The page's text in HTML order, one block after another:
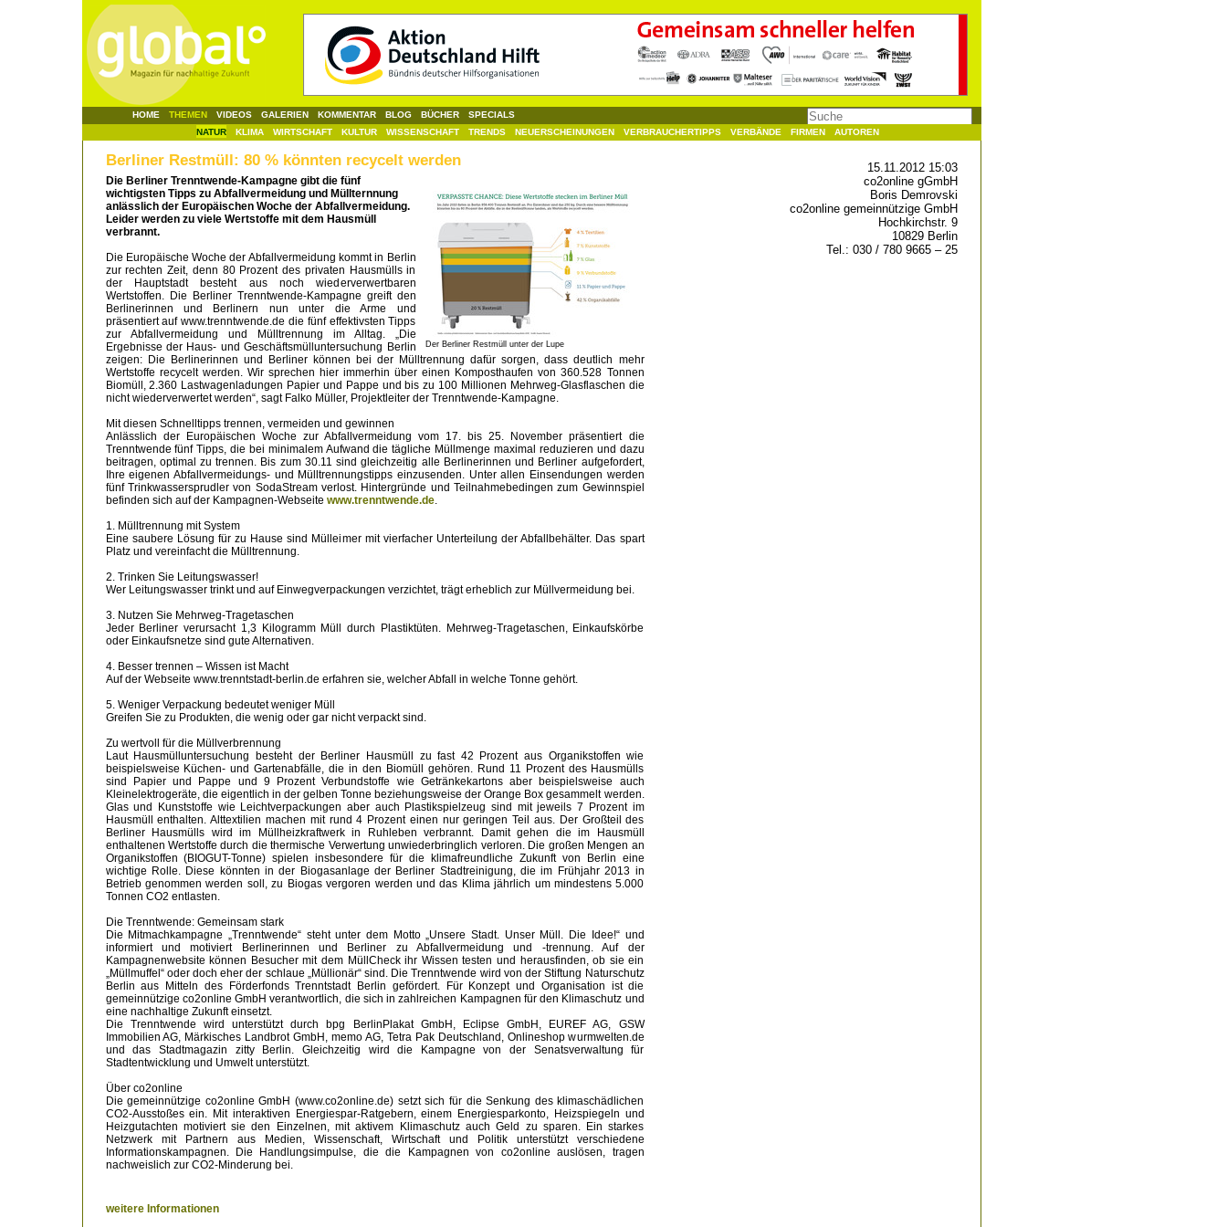
HOME
THEMEN
NATUR
KLIMA WIRTSCHAFT KULTUR WISSENSCHAFT TRENDS NEUERSCHEINUNGEN VERBRAUCHERTIPPS VERBÄNDE FIRMEN AUTOREN
VIDEOS GALERIEN KOMMENTAR BLOG BÜCHER SPECIALS
Berliner Restmüll: 80 % könnten recycelt werden
Der Berliner Restmüll unter der Lupe
Die Berliner Trenntwende-Kampagne gibt die fünf
wichtigsten Tipps zu Abfallvermeidung und Müllternnung
anlässlich der Europäischen Woche der Abfallvermeidung.
Leider werden zu viele Wertstoffe mit dem Hausmüll
verbrannt.
Die Europäische Woche der Abfallvermeidung kommt in Berlin
zur rechten Zeit, denn 80 Prozent des privaten Hausmülls in
der Hauptstadt besteht aus noch wiederverwertbaren
Wertstoffen. Die Berliner Trenntwende-Kampagne greift den
Berlinerinnen und Berlinern nun unter die Arme und
präsentiert auf www.trenntwende.de die fünf effektivsten Tipps
zur Abfallvermeidung und Mülltrennung im Alltag. „Die
Ergebnisse der Haus- und Geschäftsmülluntersuchung Berlin
zeigen: Die Berlinerinnen und Berliner können bei der Mülltrennung dafür sorgen, dass deutlich mehr
Wertstoffe recycelt werden. Wir sprechen hier immerhin über einen Komposthaufen von 360.528 Tonnen
Biomüll, 2.360 Lastwagenladungen Papier und Pappe und bis zu 100 Millionen Mehrweg-Glasflaschen die
nicht wiederverwertet werden“, sagt Falko Müller, Projektleiter der Trenntwende-Kampagne.
Mit diesen Schnelltipps trennen, vermeiden und gewinnen
Anlässlich der Europäischen Woche zur Abfallvermeidung vom 17. bis 25. November präsentiert die
Trenntwende fünf Tipps, die bei minimalem Aufwand die tägliche Müllmenge maximal reduzieren und dazu
beitragen, optimal zu trennen. Bis zum 30.11 sind gleichzeitig alle Berlinerinnen und Berliner aufgefordert,
Ihre eigenen Abfallvermeidungs- und Mülltrennungstipps einzusenden. Unter allen Einsendungen werden
fünf Trinkwassersprudler von SodaStream verlost. Hintergründe und Teilnahmebedingen zum Gewinnspiel
befinden sich auf der Kampagnen-Webseite www.trenntwende.de.
1. Mülltrennung mit System
Eine saubere Lösung für zu Hause sind Mülleimer mit vierfacher Unterteilung der Abfallbehälter. Das spart
Platz und vereinfacht die Mülltrennung.
2. Trinken Sie Leitungswasser!
Wer Leitungswasser trinkt und auf Einwegverpackungen verzichtet, trägt erheblich zur Müllvermeidung bei.
3. Nutzen Sie Mehrweg-Tragetaschen
Jeder Berliner verursacht 1,3 Kilogramm Müll durch Plastiktüten. Mehrweg-Tragetaschen, Einkaufskörbe
oder Einkaufsnetze sind gute Alternativen.
4. Besser trennen – Wissen ist Macht
Auf der Webseite www.trenntstadt-berlin.de erfahren sie, welcher Abfall in welche Tonne gehört.
5. Weniger Verpackung bedeutet weniger Müll
Greifen Sie zu Produkten, die wenig oder gar nicht verpackt sind.
Zu wertvoll für die Müllverbrennung
Laut Hausmülluntersuchung besteht der Berliner Hausmüll zu fast 42 Prozent aus Organikstoffen wie
beispielsweise Küchen- und Gartenabfälle, die in den Biomüll gehören. Rund 11 Prozent des Hausmülls
sind Papier und Pappe und 9 Prozent Verbundstoffe wie Getränkekartons aber beispielsweise auch
Kleinelektrogeräte, die eigentlich in der gelben Tonne beziehungsweise der Orange Box gesammelt werden.
Glas und Kunststoffe wie Leichtverpackungen aber auch Plastikspielzeug sind mit jeweils 7 Prozent im
Hausmüll enthalten. Alttextilien machen mit rund 4 Prozent einen nur geringen Teil aus. Der Großteil des
Berliner Hausmülls wird im Müllheizkraftwerk in Ruhleben verbrannt. Damit gehen die im Hausmüll
enthaltenen Wertstoffe durch die thermische Verwertung unwiederbringlich verloren. Die großen Mengen an
Organikstoffen (BIOGUT-Tonne) spielen insbesondere für die klimafreundliche Zukunft von Berlin eine
wichtige Rolle. Diese könnten in der Biogasanlage der Berliner Stadtreinigung, die im Frühjahr 2013 in
Betrieb genommen werden soll, zu Biogas vergoren werden und das Klima jährlich um mindestens 5.000
Tonnen CO2 entlasten.
Die Trenntwende: Gemeinsam stark
Die Mitmachkampagne „Trenntwende“ steht unter dem Motto „Unsere Stadt. Unser Müll. Die Idee!“ und
informiert und motiviert Berlinerinnen und Berliner zu Abfallvermeidung und -trennung. Auf der
Kampagnenwebsite können Besucher mit dem MüllCheck ihr Wissen testen und herausfinden, ob sie ein
„Müllmuffel“ oder doch eher der schlaue „Müllionär“ sind. Die Trenntwende wird von der Stiftung Naturschutz
Berlin aus Mitteln des Förderfonds Trenntstadt Berlin gefördert. Für Konzept und Organisation ist die
gemeinnützige co2online GmbH verantwortlich, die sich in zahlreichen Kampagnen für den Klimaschutz und
eine nachhaltige Zukunft einsetzt.
Die Trenntwende wird unterstützt durch bpg BerlinPlakat GmbH, Eclipse GmbH, EUREF AG, GSW
Immobilien AG, Märkisches Landbrot GmbH, memo AG, Tetra Pak Deutschland, Onlineshop wurmwelten.de
und das Stadtmagazin zitty Berlin. Gleichzeitig wird die Kampagne von der Senatsverwaltung für
Stadtentwicklung und Umwelt unterstützt.
Über co2online
Die gemeinnützige co2online GmbH (www.co2online.de) setzt sich für die Senkung des klimaschädlichen
CO2-Ausstoßes ein. Mit interaktiven Energiespar-Ratgebern, einem Energiesparkonto, Heizspiegeln und
Heizgutachten motiviert sie den Einzelnen, mit aktivem Klimaschutz auch Geld zu sparen. Ein starkes
Netzwerk mit Partnern aus Medien, Wissenschaft, Wirtschaft und Politik unterstützt verschiedene
Informationskampagnen. Die Handlungsimpulse, die die Kampagnen von co2online auslösen, tragen
nachweislich zur CO2-Minderung bei.
weitere Informationen
15.11.2012 15:03
co2online gGmbH
Boris Demrovski
co2online gemeinnützige GmbH
Hochkirchstr. 9
10829 Berlin
Tel.: 030 / 780 9665 – 25